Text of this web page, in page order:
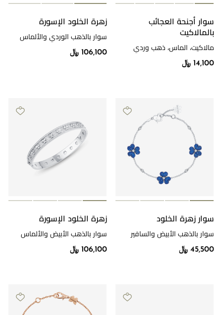
سوار أجنحة العجائب
بالمالاكيت
مالاكيت، الماس، ذهب وردي
14,100 ﷼
زهرة الخلود الإسورة
سوار بالذهب الوردي والألماس
106,100 ﷼
سوار زهرة الخلود
سوار بالذهب الأبيض والسافير
45,500 ﷼
زهرة الخلود الإسورة
سوار بالذهب الأبيض والألماس
106,100 ﷼